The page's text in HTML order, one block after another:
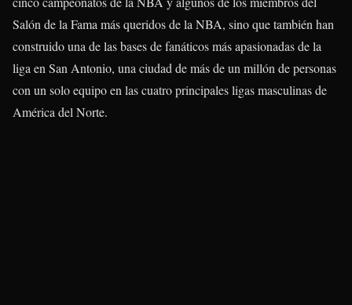
Salón de la Fama más queridos de la NBA, sino que también han
construido una de las bases de fanáticos más apasionadas de la
liga en San Antonio, una ciudad de más de un millón de personas
con un solo equipo en las cuatro principales ligas masculinas de
América del Norte.